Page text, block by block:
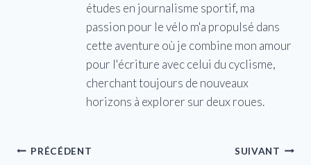
études en journalisme sportif, ma
passion pour le vélo m'a propulsé dans
cette aventure où je combine mon amour
pour l'écriture avec celui du cyclisme,
cherchant toujours de nouveaux
horizons à explorer sur deux roues.
Navigation
PRÉCÉDENT SUIVANT